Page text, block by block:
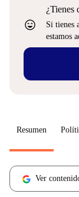
sentiment_very_satisfied
¿Tienes
Si tienes
estamos
Resumen
Ver